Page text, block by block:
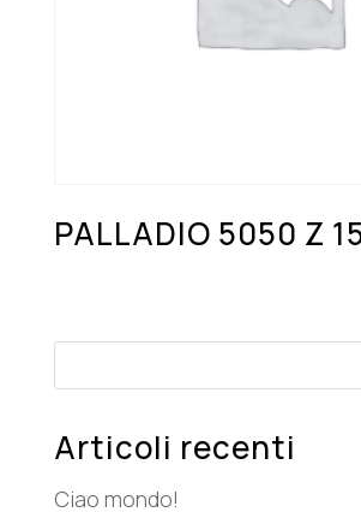
PALLADIO 5050 Z
Articoli recenti
Ciao mondo!